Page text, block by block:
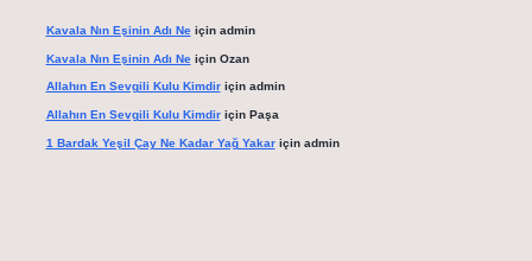
Kavala Nın Eşinin Adı Neiçin admin
Kavala Nın Eşinin Adı Neiçin Ozan
Allahın En Sevgili Kulu Kimdiriçin admin
Allahın En Sevgili Kulu Kimdiriçin Paşa
1 Bardak Yeşil Çay Ne Kadar Yağ Yakariçin admin